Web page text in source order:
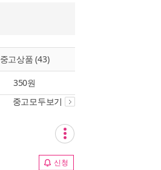
중고상품 (43)
350원
중고모두보기
신청